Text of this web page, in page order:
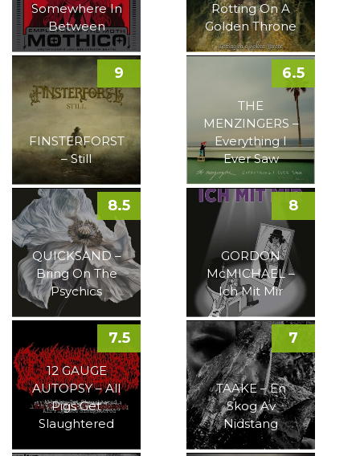
Somewhere In
Between
Rotting On A
Golden Throne
FINSTERFORST
– Still
9
THE
MENZINGERS –
Everything I
Ever Saw
6.5
QUICKSAND –
Bring On The
Psychics
8.5
GORDON
McMICHAEL –
Ich Mit Mir
8
12 GAUGE
AUTOPSY – All
Pigs Get
Slaughtered
7.5
TAAKE – En
Skog Av
Nidstang
7